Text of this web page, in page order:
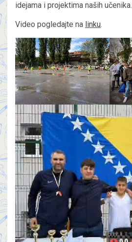
idejama i projektima naših učenika.
Video pogledajte na linku.